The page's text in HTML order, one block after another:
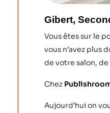
Gibert,
Vous êtes sur le
vous n’avez plus
de votre salon,
Chez
Aujourd’hui on